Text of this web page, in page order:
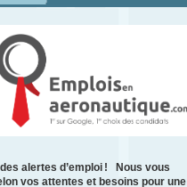
alertes d’emploi ! Nous vous
vos attentes et besoins pour une